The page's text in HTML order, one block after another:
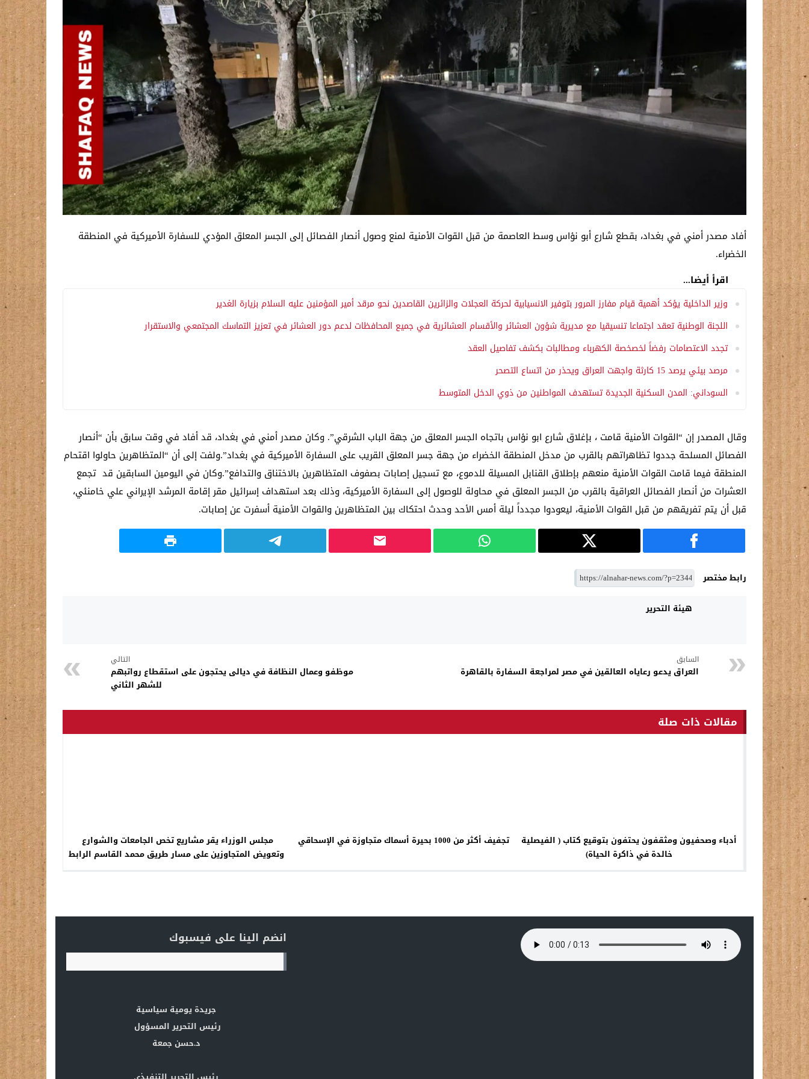
أفاد مصدر أمني في بغداد، بقطع شارع أبو نؤاس وسط العاصمة من قبل القوات الأمنية لمنع وصول أنصار الفصائل إلى الجسر المعلق المؤدي للسفارة الأميركية في المنطقة
الخضراء.
اقرأ أيضا...
وزير الداخلية يؤكد أهمية قيام مفارز المرور بتوفير الانسيابية لحركة العجلات والزائرين القاصدين نحو مرقد أمير المؤمنين عليه السلام بزيارة الغدير
اللجنة الوطنية تعقد اجتماعا تنسيقيا مع مديرية شؤون العشائر والأقسام العشائرية في جميع المحافظات لدعم دور العشائر في تعزيز التماسك المجتمعي والاستقرار
تجدد الاعتصامات رفضاً لخصخصة الكهرباء ومطالبات بكشف تفاصيل العقد
مرصد بيئي يرصد 15 كارثة واجهت العراق ويحذر من اتساع التصحر
السوداني: المدن السكنية الجديدة تستهدف المواطنين من ذوي الدخل المتوسط
وقال المصدر إن “القوات الأمنية قامت ، بإغلاق شارع ابو نؤاس باتجاه الجسر المعلق من جهة الباب الشرقي”. وكان مصدر أمني في بغداد، قد أفاد في وقت سابق بأن “أنصار
الفصائل المسلحة جددوا تظاهراتهم بالقرب من مدخل المنطقة الخضراء من جهة جسر المعلق القريب على السفارة الأميركية في بغداد”.ولفت إلى أن “المتظاهرين حاولوا اقتحام
المنطقة فيما قامت القوات الأمنية منعهم بإطلاق القنابل المسيلة للدموع، مع تسجيل إصابات بصفوف المتظاهرين بالاختناق والتدافع”.وكان في اليومين السابقين قد تجمع
العشرات من أنصار الفصائل العراقية بالقرب من الجسر المعلق في محاولة للوصول إلى السفارة الأميركية، وذلك بعد استهداف إسرائيل مقر إقامة المرشد الإيراني علي خامنئي،
قبل أن يتم تفريقهم من قبل القوات الأمنية، ليعودوا مجدداً ليلة أمس الأحد وحدث احتكاك بين المتظاهرين والقوات الأمنية أسفرت عن إصابات.
رابط مختصر
هيئة التحرير
السابق
العراق يدعو رعاياه العالقين في مصر لمراجعة السفارة بالقاهرة
التالي
موظفو وعمال النظافة في ديالى يحتجون على استقطاع رواتبهم
للشهر الثاني
مقالات ذات صلة
أدباء وصحفيون ومثقفون يحتفون بتوقيع كتاب ( الفيصلية
خالدة في ذاكرة الحياة)
تجفيف أكثر من 1000 بحيرة أسماك متجاوزة في الإسحاقي
مجلس الوزراء يقر مشاريع تخص الجامعات والشوارع
وتعويض المتجاوزين على مسار طريق محمد القاسم الرابط
انضم الينا على فيسبوك
جريدة يومية سياسية
رئيس التحرير المسؤول
د.حسن جمعة